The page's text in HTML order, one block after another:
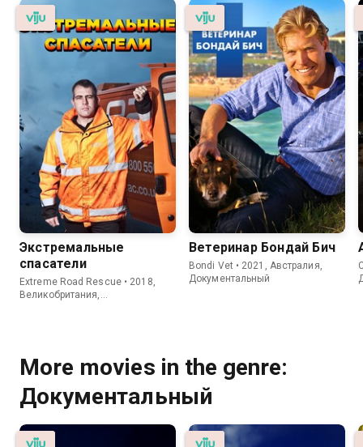
Экстремальные
спасатели
Extreme Road Rescue • 2018,
Великобритания,
Ветеринар Бондай Бич
Bondi Vet • 2021, Австралия,
Документальный
More movies in the genre:
Документальный